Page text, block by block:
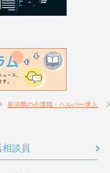
新潟県の介護職・ヘルパー求人
相談員